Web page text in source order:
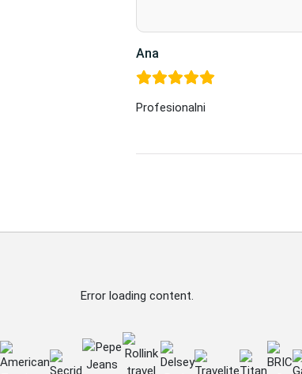
Ana
Profesionalni
Error loading content.